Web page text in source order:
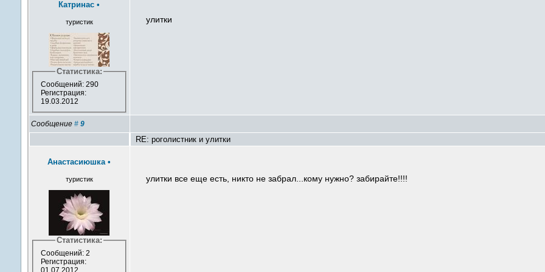
Катринас •
туристик
Статистика:
Сообщений: 290
Регистрация:
19.03.2012
улитки
Сообщение # 9
RE: роголистник и улитки
Анастасиюшка •
туристик
Статистика:
Сообщений: 2
Регистрация:
01.07.2012
улитки все еще есть, никто не забрал...кому нужно? забирайте!!!!